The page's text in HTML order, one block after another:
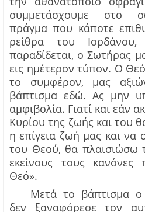
συμμετάσχουμε στο
πράγμα που κάποτε
ρείθρα του Ιορδάνου,
παραδίδεται, ο Σωτήρας
εις ημέτερον τύπον. Ο
το συμφέρον, μας
βάπτισμα εδώ. Ας μην
αμφιβολία. Γιατί και εάν
Κυρίου της ζωής και του
η επίγεια ζωή μας και
του Θεού, θα πλαισιώσω
εκείνους τους
Θεό».
Μετά το βάπτισμα ο
δεν ξαναφόρεσε τον